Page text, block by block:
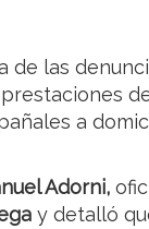
de las
a
Adorni,
y detalló